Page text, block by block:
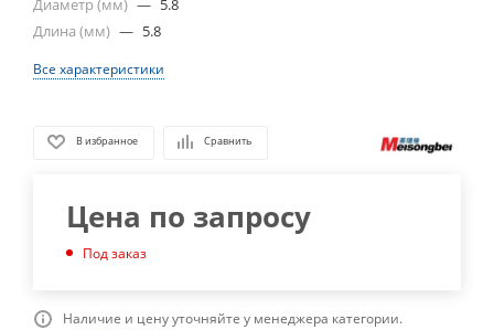
Длина (мм) — 5.8
Все характеристики
В избранное Сравнить
Цена по запросу
Под заказ
Наличие и цену уточняйте у менеджера категории.